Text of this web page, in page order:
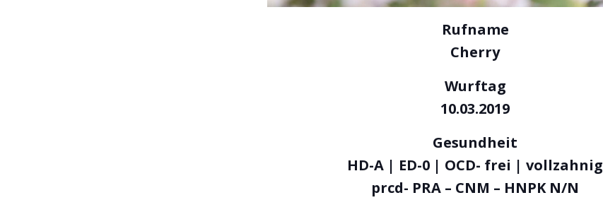
Rufname
Cherry
Wurftag
10.03.2019
Gesundheit
HD-A | ED-0 | OCD- frei | vollzahnig
prcd- PRA – CNM – HNPK N/N